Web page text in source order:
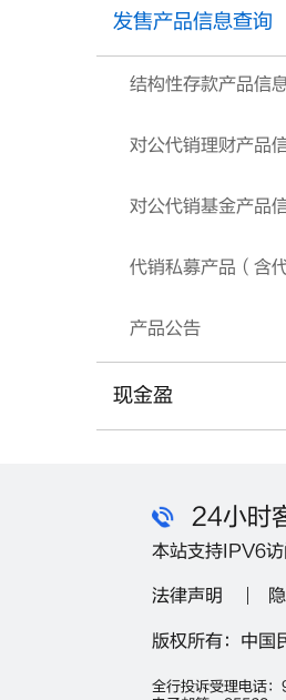
发售产品信息查询
结构性存款产品信
对公代销理财产品
对公代销基金产品
产品公告
现金盈
24小时
本站支持IPV6访
法律声明
版权所有：中国
全行投诉受理电话